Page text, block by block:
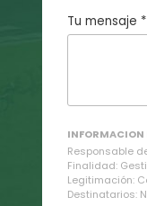
Tu mensaje *
INFORMACION
Responsable
Finalidad:
Legitimación:
Destinatarios: